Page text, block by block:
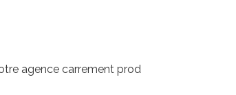
agence carrement prod